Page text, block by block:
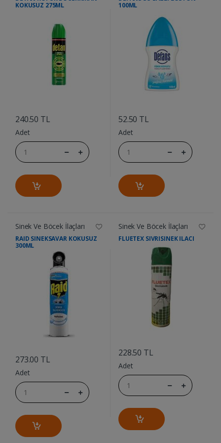
KOKUSUZ 275ML
240.50 TL
Adet
100ML
52.50 TL
Adet
Sinek Ve Böcek İlaçları
RAID SINEKSAVAR KOKUSUZ
300ML
273.00 TL
Adet
Sinek Ve Böcek İlaçları
FLUETEX SIVRISINEK ILACI
228.50 TL
Adet